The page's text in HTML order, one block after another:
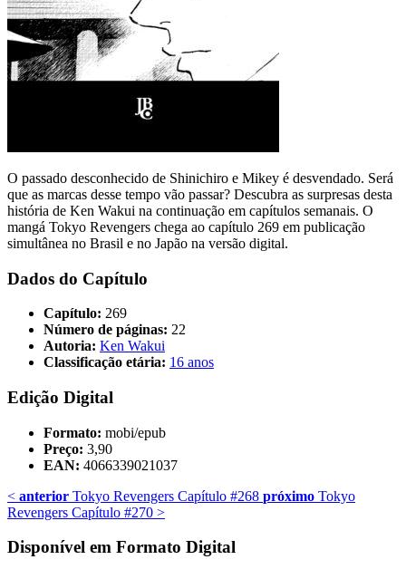
O passado desconhecido de Shinichiro e Mikey é desvendado. Será
que as marcas desse tempo vão passar? Descubra as surpresas desta
história de Ken Wakui na continuação em capítulos semanais. O
mangá Tokyo Revengers chega ao capítulo 269 em publicação
simultânea no Brasil e no Japão na versão digital.
Dados do Capítulo
Capítulo: 269
Número de páginas: 22
Autoria: Ken Wakui
Classificação etária: 16 anos
Edição Digital
Formato: mobi/epub
Preço: 3,90
EAN: 4066339021037
< anterior Tokyo Revengers Capítulo #268 próximo Tokyo
Revengers Capítulo #270 >
Disponível em Formato Digital